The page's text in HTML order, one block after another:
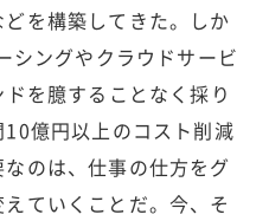
を構築してきた。しか
シングやクラウドサービ
を臆することなく採り
億円以上のコスト削減
のは、仕事の仕方をグ
ていくことだ。今、そ